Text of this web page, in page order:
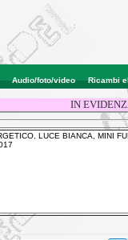
Audio/foto/video Ricambi
IN